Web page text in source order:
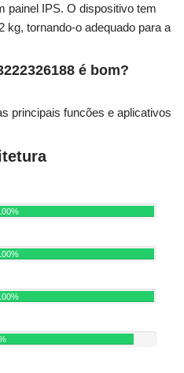
painel IPS. O dispositivo tem
kg, tornando-o adequado para a
é bom?
principais funcões e aplicativos